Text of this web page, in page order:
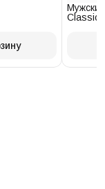
Classic